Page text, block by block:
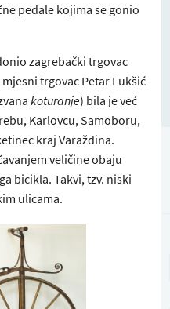
pedale kojima se gonio
zagrebački trgovac
trgovac Petar Lukšić
koturanje) bila je već
Karlovcu, Samoboru,
kraj Varaždina.
veličine obaju
bicikla. Takvi, tzv. niski
ulicama.